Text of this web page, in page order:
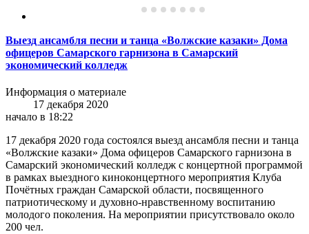
Выезд ансамбля песни и танца «Волжские казаки» Дома
офицеров Самарского гарнизона в Самарский
экономический колледж
Информация о материале
17 декабря 2020
начало в 18:22
17 декабря 2020 года состоялся выезд ансамбля песни и танца
«Волжские казаки» Дома офицеров Самарского гарнизона в
Самарский экономический колледж с концертной программой
в рамках выездного киноконцертного мероприятия Клуба
Почётных граждан Самарской области, посвященного
патриотическому и духовно-нравственному воспитанию
молодого поколения. На мероприятии присутствовало около
200 чел.